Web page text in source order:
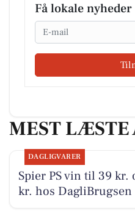
Få lokale nyheder
Email
MEST
DAGLIGVARER
Spier PS vin til 39 kr.
kr. hos DagliBrugsen